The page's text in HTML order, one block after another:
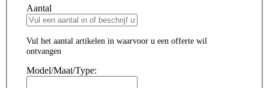
Aantal
Vul het aantal artikelen in waarvoor u een offerte wil
ontvangen
Model/Maat/Type: